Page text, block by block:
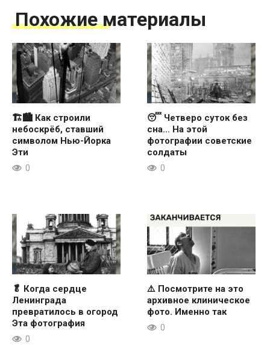
Похожие материалы
🏗🏙 Как строили
небоскрёб, ставший
символом Нью-Йорка
Эти
0
😴 Четверо суток без
сна… На этой
фотографии советские
солдаты
0
🥬 Когда сердце
Ленинграда
превратилось в огород
Эта фотография
0
⚠️ Посмотрите на это
архивное клиническое
фото. Именно так
0